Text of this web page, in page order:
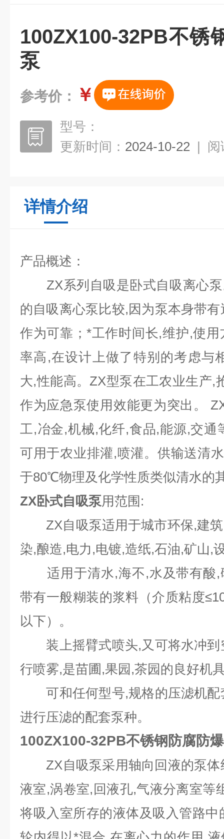
100ZX100-32PB不锈
泵
参考价： ￥
型号：
更新时间： 2024-10-22 | 阅
详情介绍
产品概述：
ZX系列自吸是卧式自吸离心泵
的自吸离心泵比较,因为泵本身带
作为可靠；*工作时间长,维护,使
率高,在设计上做了特别的考虑与
大,性能高。ZX型泵在工农业生产,
作为应急泵使用效能更为突出。
工,冶金,机械,化纤,食品,能源,交通
可用于农业排灌,喷灌。供输送清
于80℃物理及化学性质类似清水的
ZX卧式自吸泵用范围:
ZX自吸泵适用于城市环保,建筑
染,酿造,电力,电镀,造纸,石油,矿山,
适用于清水,海不,水及带有酸,
带有一般糊装的浆料（介质粘度
以下）。
装上摇臂式喷头,又可将水冲到
行喷雾,是苗圃,果园,茶园的良好机
可和任何型号,规格的压滤机配
进行压滤的配套泵种。
100ZX100-32PB不锈钢防腐防
ZX自吸泵采用轴向回液的泵体
液室,涡卷室,回液孔,气液分离室等
将吸入室所存的液体及吸入管路